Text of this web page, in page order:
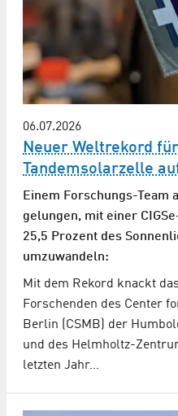
06.07.2026
Neuer Weltrekord
Tandem­solarzelle
Einem Forschungs-Team
gelungen, mit einer
25,5 Prozent des
umzuwandeln:
Mit dem Rekord knackt
Forschenden des Center
Berlin (CSMB) der
und des Helmholtz-
letzten Jahr…